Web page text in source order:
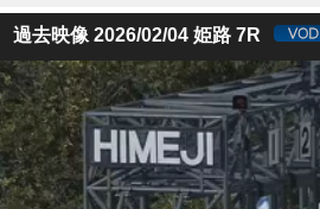
過去映像 2026/02/04 姫路 7R